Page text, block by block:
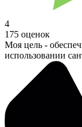
4
175 оценок
Моя цель -
использовании